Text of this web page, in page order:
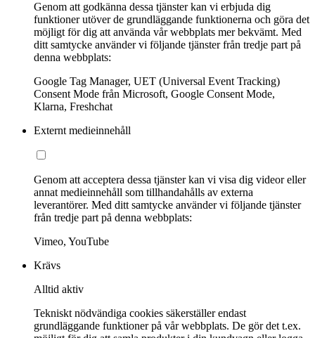
Genom att godkänna dessa tjänster kan vi erbjuda dig
funktioner utöver de grundläggande funktionerna och göra det
möjligt för dig att använda vår webbplats mer bekvämt. Med
ditt samtycke använder vi följande tjänster från tredje part på
denna webbplats:
Google Tag Manager, UET (Universal Event Tracking)
Consent Mode från Microsoft, Google Consent Mode,
Klarna, Freshchat
Externt medieinnehåll
Genom att acceptera dessa tjänster kan vi visa dig videor eller
annat medieinnehåll som tillhandahålls av externa
leverantörer. Med ditt samtycke använder vi följande tjänster
från tredje part på denna webbplats:
Vimeo, YouTube
Krävs
Alltid aktiv
Tekniskt nödvändiga cookies säkerställer endast
grundläggande funktioner på vår webbplats. De gör det t.ex.